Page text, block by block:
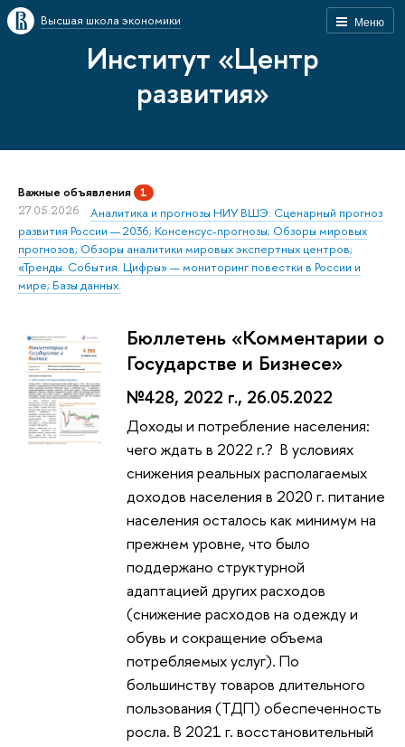
Меню
Высшая школа экономики
Институт «Центр
развития»
Важные объявления 1
27.05.2026
Аналитика и прогнозы НИУ ВШЭ: Сценарный прогноз
развития России — 2036; Консенсус-прогнозы; Обзоры мировых
прогнозов; Обзоры аналитики мировых экспертных центров;
«Тренды. События. Цифры» — мониторинг повестки в России и
мире; Базы данных.
Бюллетень «Комментарии о
Государстве и Бизнесе»
№428, 2022 г., 26.05.2022
Доходы и потребление населения:
чего ждать в 2022 г.? В условиях
снижения реальных располагаемых
доходов населения в 2020 г. питание
населения осталось как минимум на
прежнем уровне, что было
поддержано структурной
адаптацией других расходов
(снижение расходов на одежду и
обувь и сокращение объема
потребляемых услуг). По
большинству товаров длительного
пользования (ТДП) обеспеченность
росла. В 2021 г. восстановительный